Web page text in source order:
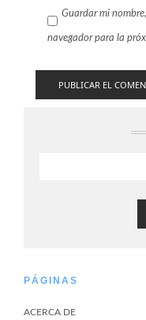
Guardar mi
navegador para la
PÁGINAS
ACERCA DE